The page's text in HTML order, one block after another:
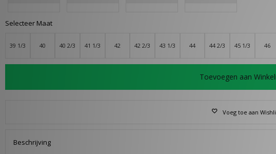
Selecteer Maat
39 1/3 40 40 2/3 41 1/3 42 42 2/3 43 1/3 44 44 2/3 45 1/3 46
Toevoegen aan
Voeg toe aan
Beschrijving